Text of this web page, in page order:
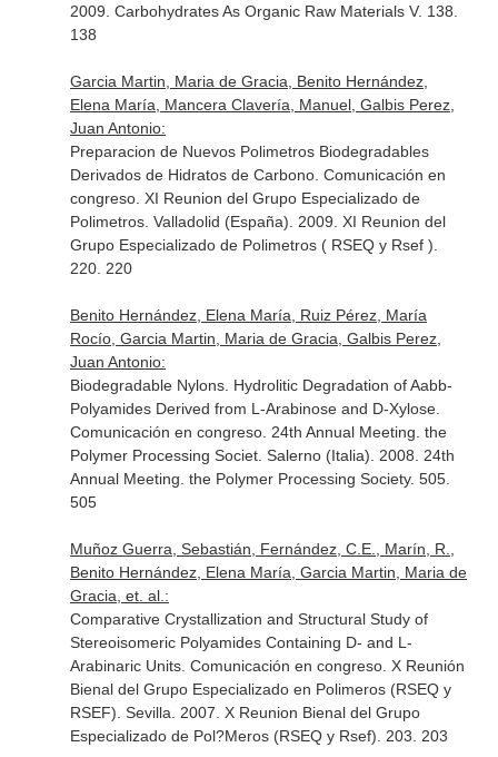
2009. Carbohydrates As Organic Raw Materials V. 138.
138
Garcia Martin, Maria de Gracia, Benito Hernández,
Elena María, Mancera Clavería, Manuel, Galbis Perez,
Juan Antonio:
Preparacion de Nuevos Polimetros Biodegradables
Derivados de Hidratos de Carbono. Comunicación en
congreso. XI Reunion del Grupo Especializado de
Polimetros. Valladolid (España). 2009. XI Reunion del
Grupo Especializado de Polimetros ( RSEQ y Rsef ).
220. 220
Benito Hernández, Elena María, Ruiz Pérez, María
Rocío, Garcia Martin, Maria de Gracia, Galbis Perez,
Juan Antonio:
Biodegradable Nylons. Hydrolitic Degradation of Aabb-
Polyamides Derived from L-Arabinose and D-Xylose.
Comunicación en congreso. 24th Annual Meeting. the
Polymer Processing Societ. Salerno (Italia). 2008. 24th
Annual Meeting. the Polymer Processing Society. 505.
505
Muñoz Guerra, Sebastián, Fernández, C.E., Marín, R.,
Benito Hernández, Elena María, Garcia Martin, Maria de
Gracia, et. al.:
Comparative Crystallization and Structural Study of
Stereoisomeric Polyamides Containing D- and L-
Arabinaric Units. Comunicación en congreso. X Reunión
Bienal del Grupo Especializado en Polimeros (RSEQ y
RSEF). Sevilla. 2007. X Reunion Bienal del Grupo
Especializado de Pol?Meros (RSEQ y Rsef). 203. 203